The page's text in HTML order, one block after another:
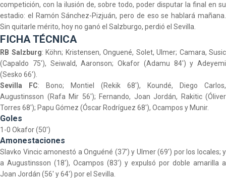
competición, con la ilusión de, sobre todo, poder disputar la final en su
estadio: el Ramón Sánchez-Pizjuán, pero de eso se hablará mañana.
Sin quitarle mérito, hoy no ganó el Salzburgo, perdió el Sevilla.
FICHA TÉCNICA
RB Salzburg: Köhn; Kristensen, Onguené, Solet, Ulmer; Camara, Susic
(Capaldo 75'), Seiwald, Aaronson; Okafor (Adamu 84') y Adeyemi
(Sesko 66').
Sevilla FC: Bono; Montiel (Rekik 68'), Koundé, Diego Carlos,
Augustinsson (Rafa Mir 56'); Fernando, Joan Jordán, Rakitic (Óliver
Torres 68'); Papu Gómez (Óscar Rodríguez 68'), Ocampos y Munir.
Goles
1-0 Okafor (50')
Amonestaciones
Slavko Vincic amonestó a Onguéné (37') y Ulmer (69') por los locales; y
a Augustinsson (18'), Ocampos (83') y expulsó por doble amarilla a
Joan Jordán (56' y 64') por el Sevilla.